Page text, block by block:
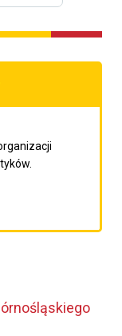
do następnego